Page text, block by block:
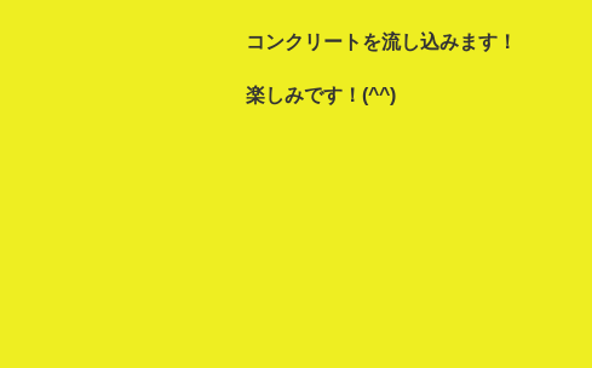
コンクリートを流し込みます！
楽しみです！(^^)